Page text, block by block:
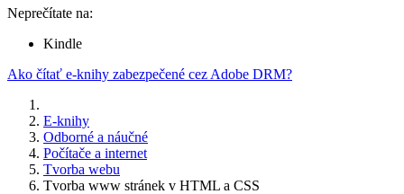
Neprečítate na:
Kindle
Ako čítať e-knihy zabezpečené cez Adobe DRM?
E-knihy
Odborné a náučné
Počítače a internet
Tvorba webu
Tvorba www stránek v HTML a CSS